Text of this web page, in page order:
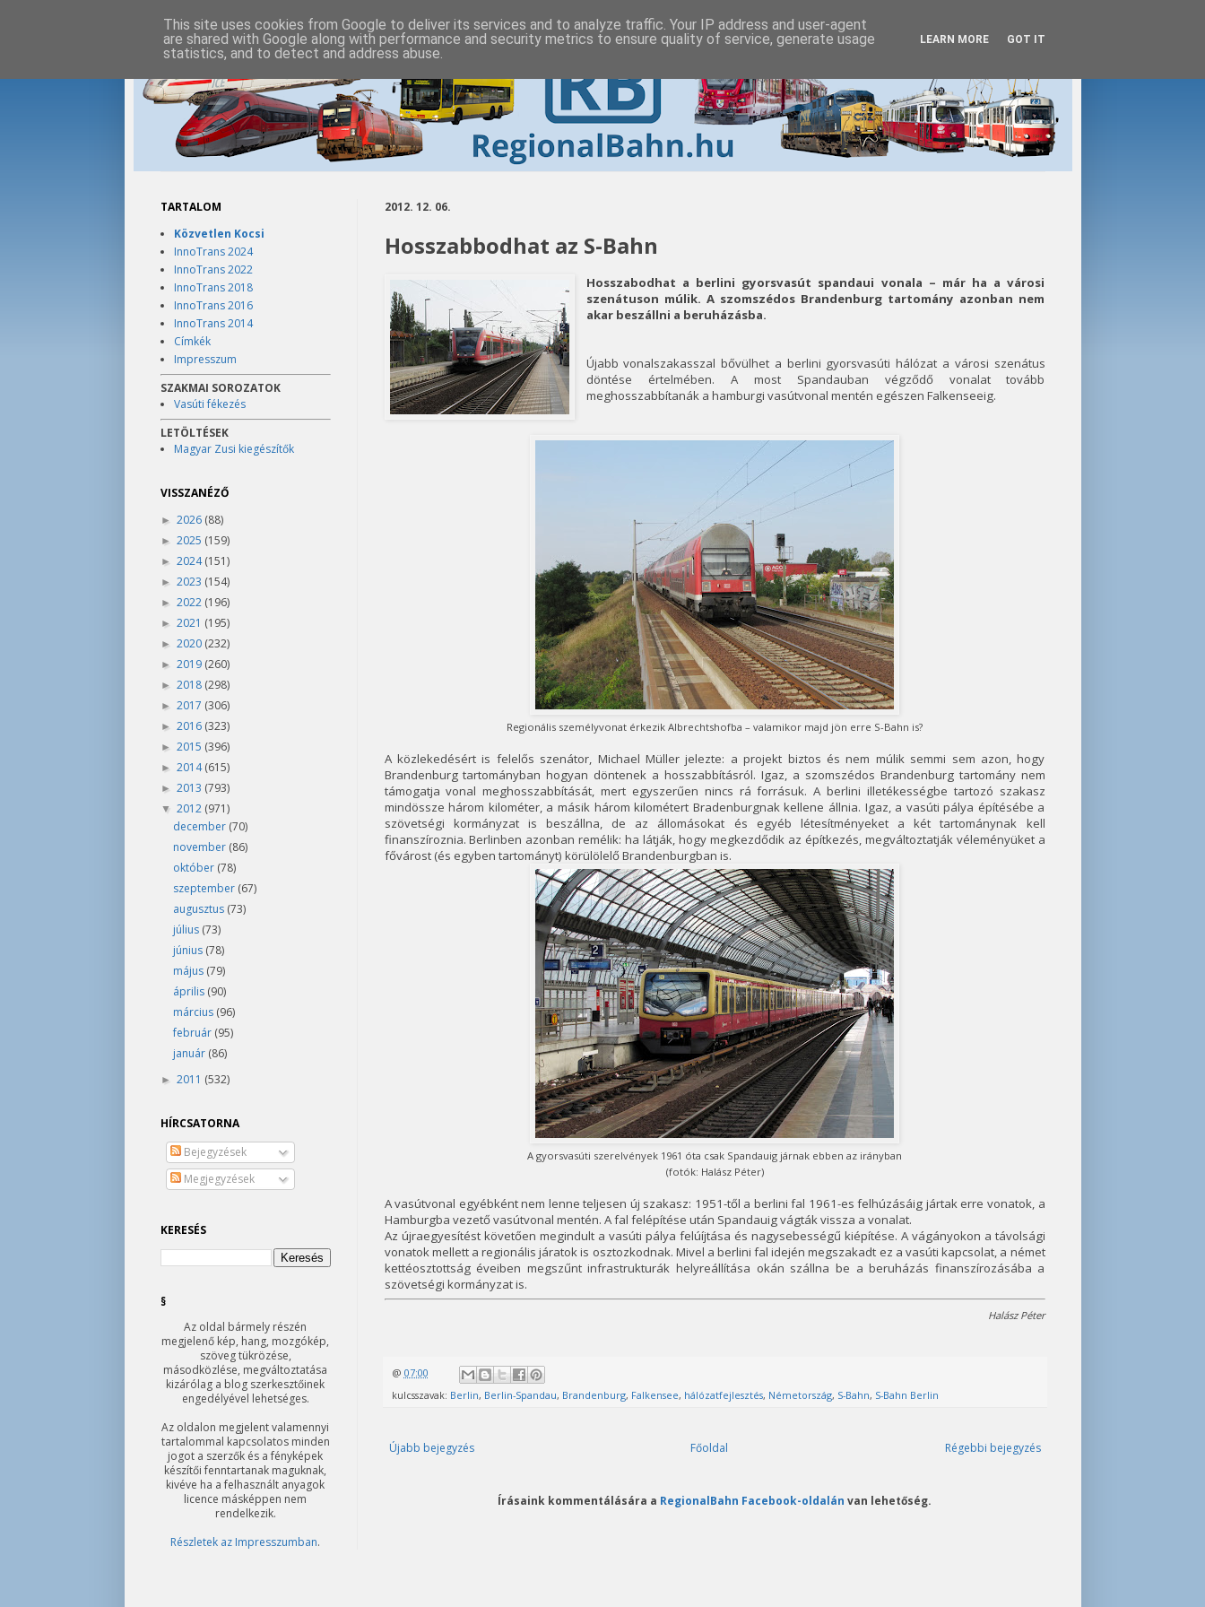
2012. 12. 06.
Hosszabbodhat az S-Bahn
Hosszabodhat a berlini gyorsvasút spandaui vonala – már ha a városi
szenátuson múlik. A szomszédos Brandenburg tartomány azonban nem
akar beszállni a beruházásba.
Újabb vonalszakasszal bővülhet a berlini gyorsvasúti hálózat a városi szenátus
döntése értelmében. A most Spandauban végződő vonalat tovább
meghosszabbítanák a hamburgi vasútvonal mentén egészen Falkenseeig.
Regionális személyvonat érkezik Albrechtshofba – valamikor majd jön erre S-Bahn is?
A közlekedésért is felelős szenátor, Michael Müller jelezte: a projekt biztos és nem múlik semmi sem azon, hogy
Brandenburg tartományban hogyan döntenek a hosszabbításról. Igaz, a szomszédos Brandenburg tartomány nem
támogatja vonal meghosszabbítását, mert egyszerűen nincs rá forrásuk. A berlini illetékességbe tartozó szakasz
mindössze három kilométer, a másik három kilométert Bradenburgnak kellene állnia. Igaz, a vasúti pálya építésébe a
szövetségi kormányzat is beszállna, de az állomásokat és egyéb létesítményeket a két tartománynak kell
finanszíroznia. Berlinben azonban remélik: ha látják, hogy megkezdődik az építkezés, megváltoztatják véleményüket a
fővárost (és egyben tartományt) körülölelő Brandenburgban is.
A gyorsvasúti szerelvények 1961 óta csak Spandauig járnak ebben az irányban
(fotók: Halász Péter)
A vasútvonal egyébként nem lenne teljesen új szakasz: 1951-től a berlini fal 1961-es felhúzásáig jártak erre vonatok, a
Hamburgba vezető vasútvonal mentén. A fal felépítése után Spandauig vágták vissza a vonalat.
Az újraegyesítést követően megindult a vasúti pálya felúíjtása és nagysebességű kiépítése. A vágányokon a távolsági
vonatok mellett a regionális járatok is osztozkodnak. Mivel a berlini fal idején megszakadt ez a vasúti kapcsolat, a német
kettéosztottság éveiben megszűnt infrastrukturák helyreállítása okán szállna be a beruházás finanszírozásába a
szövetségi kormányzat is.
Halász Péter
@ 07:00
kulcsszavak: Berlin, Berlin-Spandau, Brandenburg, Falkensee, hálózatfejlesztés, Németország, S-Bahn, S-Bahn Berlin
Újabb bejegyzés Régebbi bejegyzés
Főoldal
Írásaink kommentálására a RegionalBahn Facebook-oldalán van lehetőség.
TARTALOM
Közvetlen Kocsi
InnoTrans 2024
InnoTrans 2022
InnoTrans 2018
InnoTrans 2016
InnoTrans 2014
Címkék
Impresszum
SZAKMAI SOROZATOK
Vasúti fékezés
LETÖLTÉSEK
Magyar Zusi kiegészítők
VISSZANÉZŐ
► 2026 (88)
► 2025 (159)
► 2024(151)
► 2023 (154)
► 2022 (196)
► 2021 (195)
► 2020 (232)
► 2019 (260)
► 2018 (298)
► 2017 (306)
► 2016 (323)
► 2015 (396)
► 2014(615)
► 2013 (793)
▼ 2012 (971)
december (70)
november (86)
október (78)
szeptember (67)
augusztus (73)
július (73)
június (78)
május (79)
április (90)
március (96)
február (95)
január (86)
► 2011 (532)
HÍRCSATORNA
Bejegyzések
Megjegyzések
KERESÉS
§
Az oldal bármely részén
megjelenő kép, hang, mozgókép,
szöveg tükrözése,
másodközlése, megváltoztatása
kizárólag a blog szerkesztőinek
engedélyével lehetséges.
Az oldalon megjelent valamennyi
tartalommal kapcsolatos minden
jogot a szerzők és a fényképek
készítői fenntartanak maguknak,
kivéve ha a felhasznált anyagok
licence másképpen nem
rendelkezik.
Részletek az Impresszumban.
This site uses cookies from Google to deliver its services and to analyze traffic. Your IP address and user-agent
are shared with Google along with performance and security metrics to ensure quality of service, generate usage
statistics, and to detect and address abuse.
LEARN MORE GOT IT